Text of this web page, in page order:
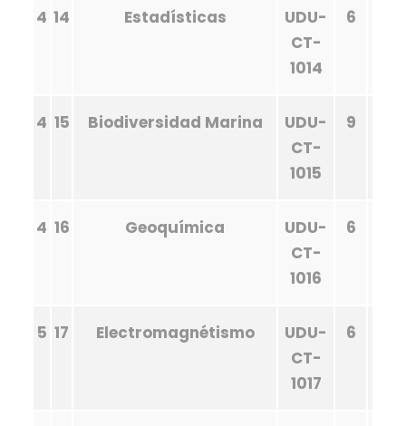
4 14 Estadísticas
UDU-
CT-
1014
6
4 15 Biodiversidad Marina
UDU-
CT-
1015
9
4 16 Geoquímica
UDU-
CT-
1016
6
5 17 Electromagnétismo
UDU-
CT-
1017
6